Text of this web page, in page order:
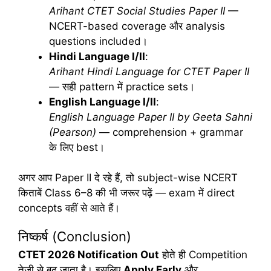
Arihant CTET Social Studies Paper II—
NCERT-based coverage और analysis
questions included।
Hindi Language I/II:
Arihant Hindi Language for CTET Paper II
— सही pattern में practice sets।
English Language I/II:
English Language Paper II by Geeta Sahni
(Pearson) — comprehension + grammar
के लिए best।
अगर आप Paper II दे रहे हैं, तो subject-wise NCERT
किताबें Class 6–8 की भी जरूर पढ़ें — exam में direct
concepts वहीं से आते हैं।
निष्कर्ष (Conclusion)
CTET 2026 Notification Out होते ही Competition